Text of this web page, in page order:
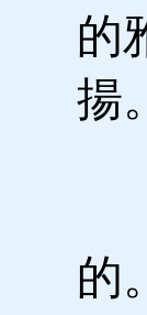
的
揚
的